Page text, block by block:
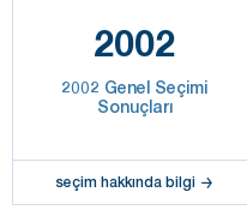
2002
2002 Genel Seçimi
Sonuçları
seçim hakkında bilgi